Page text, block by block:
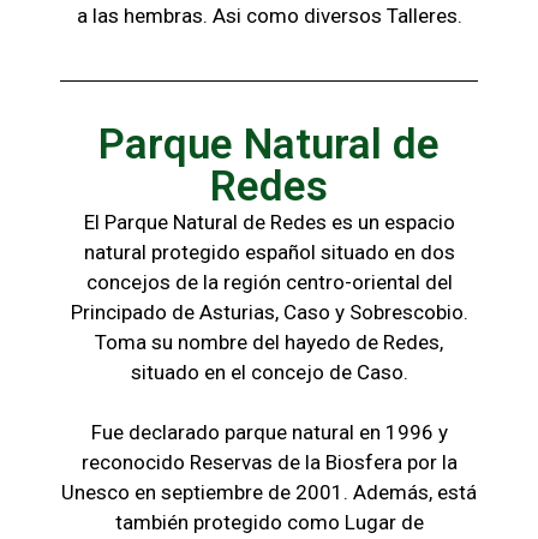
a las hembras. Asi como diversos Talleres.
Parque Natural de
Redes
El Parque Natural de Redes es un espacio
natural protegido español situado en dos
concejos de la región centro-oriental del
Principado de Asturias, Caso y Sobrescobio.
Toma su nombre del hayedo de Redes,
situado en el concejo de Caso.
Fue declarado parque natural en 1996 y
reconocido Reservas de la Biosfera por la
Unesco en septiembre de 2001. Además, está
también protegido como Lugar de